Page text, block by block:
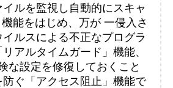
ルを監視し自動的にスキャ
能をはじめ、万が 一侵入さ
ルスによる不正なプログラ
アルタイムガード」機能、
な設定を修復しておくこと
ぐ「アクセス阻止」機能で